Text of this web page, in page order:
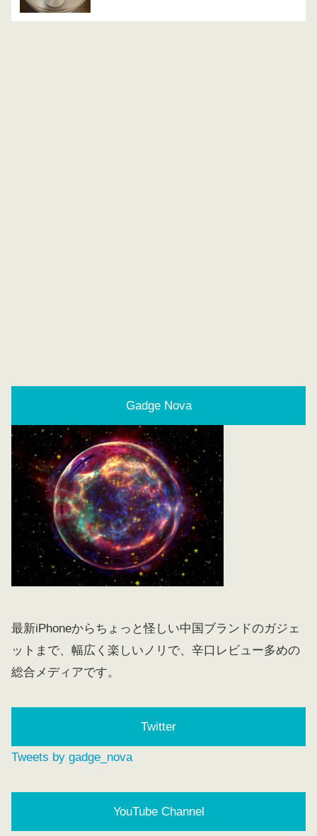
Gadge Nova
最新iPhoneからちょっと怪しい中国ブランドのガジェ
ットまで、幅広く楽しいノリで、辛口レビュー多めの
総合メディアです。
Twitter
Tweets by gadge_nova
YouTube Channel